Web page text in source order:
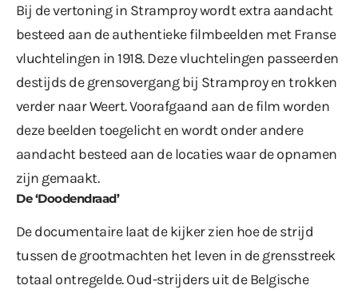
Bij de vertoning in Stramproy wordt extra aandacht
besteed aan de authentieke filmbeelden met Franse
vluchtelingen in 1918. Deze vluchtelingen passeerden
destijds de grensovergang bij Stramproy en trokken
verder naar Weert. Voorafgaand aan de film worden
deze beelden toegelicht en wordt onder andere
aandacht besteed aan de locaties waar de opnamen
zijn gemaakt.
De ‘Doodendraad’
De documentaire laat de kijker zien hoe de strijd
tussen de grootmachten het leven in de grensstreek
totaal ontregelde. Oud-strijders uit de Belgische